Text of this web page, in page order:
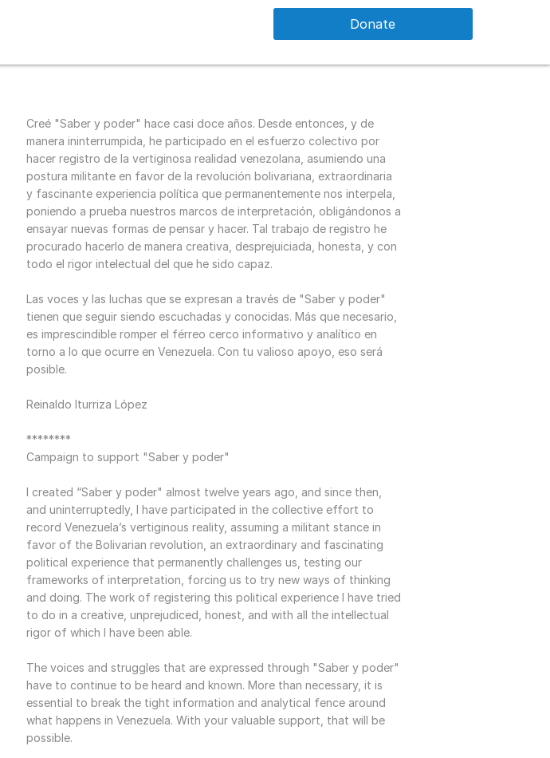
Donate
Creé "Saber y poder" hace casi doce años. Desde entonces, y de
manera ininterrumpida, he participado en el esfuerzo colectivo por
hacer registro de la vertiginosa realidad venezolana, asumiendo una
postura militante en favor de la revolución bolivariana, extraordinaria
y fascinante experiencia política que permanentemente nos interpela,
poniendo a prueba nuestros marcos de interpretación, obligándonos a
ensayar nuevas formas de pensar y hacer. Tal trabajo de registro he
procurado hacerlo de manera creativa, desprejuiciada, honesta, y con
todo el rigor intelectual del que he sido capaz.
Las voces y las luchas que se expresan a través de "Saber y poder"
tienen que seguir siendo escuchadas y conocidas. Más que necesario,
es imprescindible romper el férreo cerco informativo y analítico en
torno a lo que ocurre en Venezuela. Con tu valioso apoyo, eso será
posible.
Reinaldo Iturriza López
********
Campaign to support "Saber y poder"
I created “Saber y poder" almost twelve years ago, and since then,
and uninterruptedly, I have participated in the collective effort to
record Venezuela’s vertiginous reality, assuming a militant stance in
favor of the Bolivarian revolution, an extraordinary and fascinating
political experience that permanently challenges us, testing our
frameworks of interpretation, forcing us to try new ways of thinking
and doing. The work of registering this political experience I have tried
to do in a creative, unprejudiced, honest, and with all the intellectual
rigor of which I have been able.
The voices and struggles that are expressed through "Saber y poder"
have to continue to be heard and known. More than necessary, it is
essential to break the tight information and analytical fence around
what happens in Venezuela. With your valuable support, that will be
possible.